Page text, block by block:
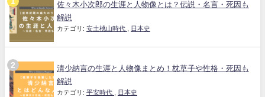
佐々木小次郎の生涯と人物像とは？伝説・名言・死因も
解説
カテゴリ: 安土桃山時代 日本史
清少納言の生涯と人物像まとめ！枕草子や性格・死因も
解説
カテゴリ: 平安時代 日本史